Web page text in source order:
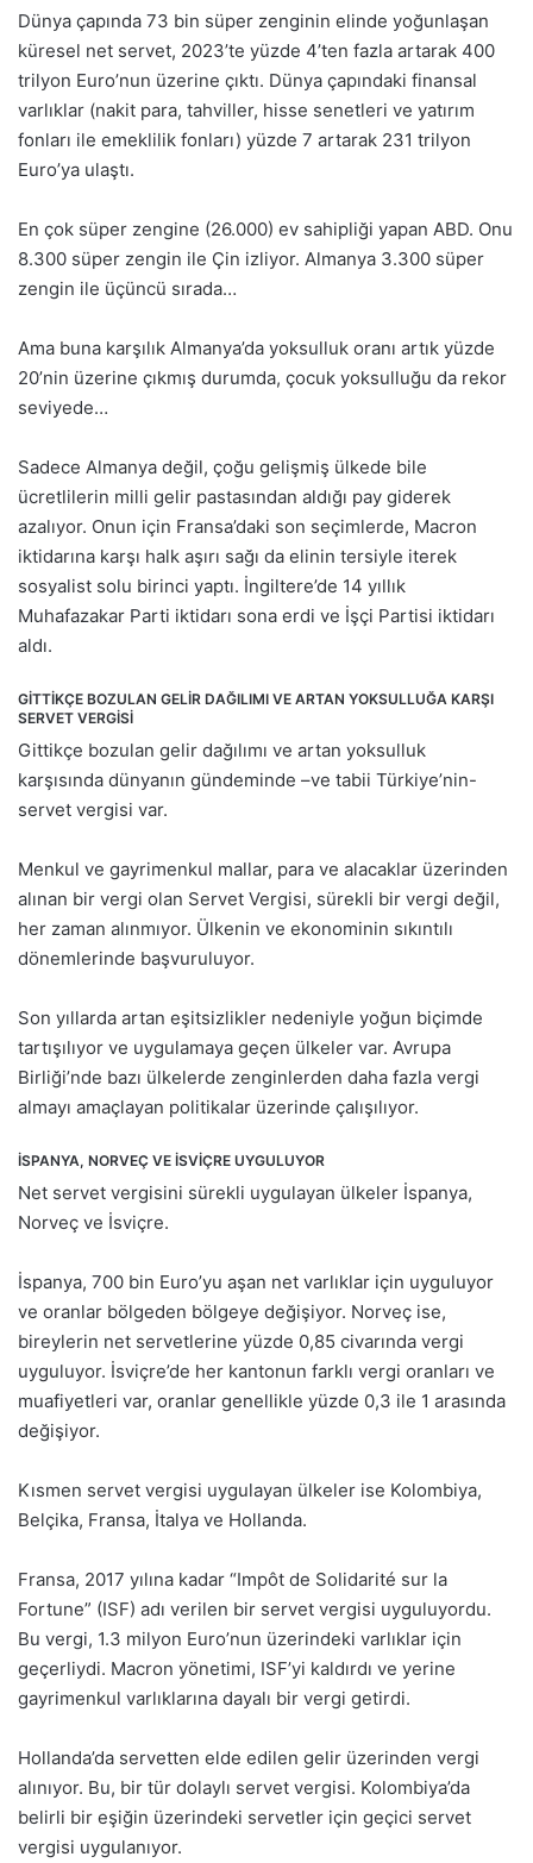
Dünya çapında 73 bin süper zenginin elinde yoğunlaşan
küresel net servet, 2023’te yüzde 4’ten fazla artarak 400
trilyon Euro’nun üzerine çıktı. Dünya çapındaki finansal
varlıklar (nakit para, tahviller, hisse senetleri ve yatırım
fonları ile emeklilik fonları) yüzde 7 artarak 231 trilyon
Euro’ya ulaştı.
En çok süper zengine (26.000) ev sahipliği yapan ABD. Onu
8.300 süper zengin ile Çin izliyor. Almanya 3.300 süper
zengin ile üçüncü sırada…
Ama buna karşılık Almanya’da yoksulluk oranı artık yüzde
20’nin üzerine çıkmış durumda, çocuk yoksulluğu da rekor
seviyede…
Sadece Almanya değil, çoğu gelişmiş ülkede bile
ücretlilerin milli gelir pastasından aldığı pay giderek
azalıyor. Onun için Fransa’daki son seçimlerde, Macron
iktidarına karşı halk aşırı sağı da elinin tersiyle iterek
sosyalist solu birinci yaptı. İngiltere’de 14 yıllık
Muhafazakar Parti iktidarı sona erdi ve İşçi Partisi iktidarı
aldı.
GİTTİKÇE BOZULAN GELİR DAĞILIMI VE ARTAN YOKSULLUĞA KARŞI
SERVET VERGİSİ
Gittikçe bozulan gelir dağılımı ve artan yoksulluk
karşısında dünyanın gündeminde –ve tabii Türkiye’nin-
servet vergisi var.
Menkul ve gayrimenkul mallar, para ve alacaklar üzerinden
alınan bir vergi olan Servet Vergisi, sürekli bir vergi değil,
her zaman alınmıyor. Ülkenin ve ekonominin sıkıntılı
dönemlerinde başvuruluyor.
Son yıllarda artan eşitsizlikler nedeniyle yoğun biçimde
tartışılıyor ve uygulamaya geçen ülkeler var. Avrupa
Birliği’nde bazı ülkelerde zenginlerden daha fazla vergi
almayı amaçlayan politikalar üzerinde çalışılıyor.
İSPANYA, NORVEÇ VE İSVİÇRE UYGULUYOR
Net servet vergisini sürekli uygulayan ülkeler İspanya,
Norveç ve İsviçre.
İspanya, 700 bin Euro’yu aşan net varlıklar için uyguluyor
ve oranlar bölgeden bölgeye değişiyor. Norveç ise,
bireylerin net servetlerine yüzde 0,85 civarında vergi
uyguluyor. İsviçre’de her kantonun farklı vergi oranları ve
muafiyetleri var, oranlar genellikle yüzde 0,3 ile 1 arasında
değişiyor.
Kısmen servet vergisi uygulayan ülkeler ise Kolombiya,
Belçika, Fransa, İtalya ve Hollanda.
Fransa, 2017 yılına kadar “Impôt de Solidarité sur la
Fortune” (ISF) adı verilen bir servet vergisi uyguluyordu.
Bu vergi, 1.3 milyon Euro’nun üzerindeki varlıklar için
geçerliydi. Macron yönetimi, ISF’yi kaldırdı ve yerine
gayrimenkul varlıklarına dayalı bir vergi getirdi.
Hollanda’da servetten elde edilen gelir üzerinden vergi
alınıyor. Bu, bir tür dolaylı servet vergisi. Kolombiya’da
belirli bir eşiğin üzerindeki servetler için geçici servet
vergisi uygulanıyor.